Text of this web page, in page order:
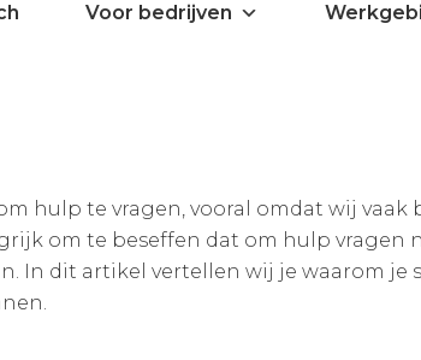
Voor bedrijven
hulp te vragen, vooral omdat wij
om te beseffen dat om hulp vragen
In dit artikel vertellen wij je waarom